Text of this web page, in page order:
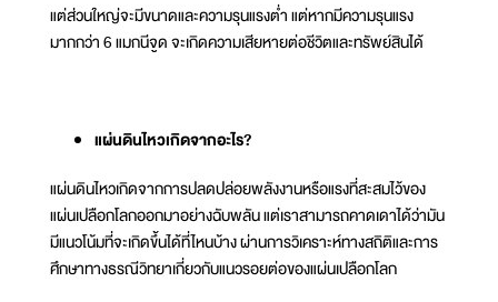
แต่ส่วนใหญ่จะมีขนาดและความรุนแรงต่ำ แต่หากมีความรุนแรง
มากกว่า 6 แมกนีจูด จะเกิดความเสียหายต่อชีวิตและทรัพย์สินได้
แผ่นดินไหวเกิดจากอะไร?
แผ่นดินไหวเกิดจากการปลดปล่อยพลังงานหรือแรงที่สะสมไว้ของ
แผ่นเปลือกโลกออกมาอย่างฉับพลัน แต่เราสามารถคาดเดาได้ว่ามัน
มีแนวโน้มที่จะเกิดขึ้นได้ที่ไหนบ้าง ผ่านการวิเคราะห์ทางสถิติและการ
ศึกษาทางธรณีวิทยาเกี่ยวกับแนวรอยต่อของแผ่นเปลือกโลก